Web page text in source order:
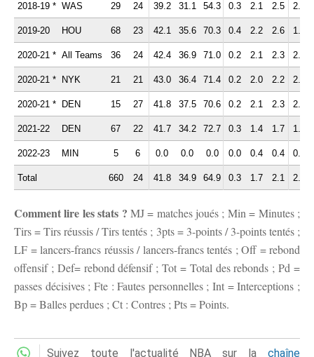
2018-19 * WAS 29 24 39.2 31.1 54.3 0.3 2.1 2.5 2.0
2019-20 HOU 68 23 42.1 35.6 70.3 0.4 2.2 2.6 1.7
2020-21 * All Teams 36 24 42.4 36.9 71.0 0.2 2.1 2.3 2.3
2020-21 * NYK 21 21 43.0 36.4 71.4 0.2 2.0 2.2 2.0
2020-21 * DEN 15 27 41.8 37.5 70.6 0.2 2.1 2.3 2.6
2021-22 DEN 67 22 41.7 34.2 72.7 0.3 1.4 1.7 1.3
2022-23 MIN 5 6 0.0 0.0 0.0 0.0 0.4 0.4 0.2
Total 660 24 41.8 34.9 64.9 0.3 1.7 2.1 2.2
Comment lire les stats ? MJ = matches joués ; Min = Minutes ;
Tirs = Tirs réussis / Tirs tentés ; 3pts = 3-points / 3-points tentés ;
LF = lancers-francs réussis / lancers-francs tentés ; Off = rebond
offensif ; Def= rebond défensif ; Tot = Total des rebonds ; Pd =
passes décisives ; Fte : Fautes personnelles ; Int = Interceptions ;
Bp = Balles perdues ; Ct : Contres ; Pts = Points.
Suivez toute l'actualité NBA sur la chaîne